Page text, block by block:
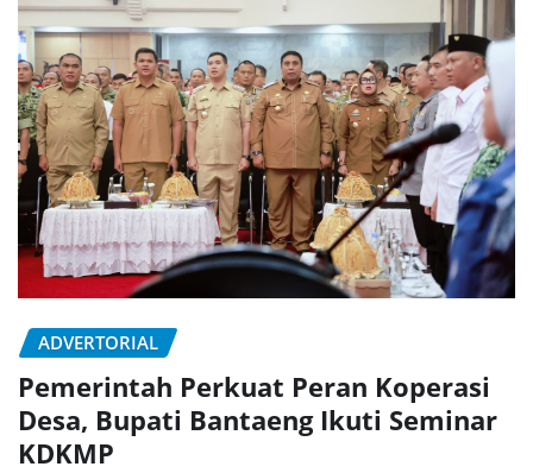
ADVERTORIAL
Pemerintah Perkuat Peran Koperasi
Desa, Bupati Bantaeng Ikuti Seminar
KDKMP